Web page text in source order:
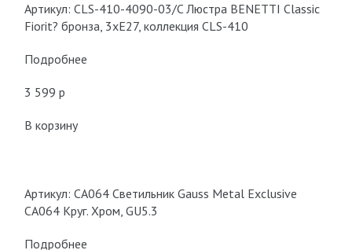
Артикул: CLS-410-4090-03/C Люстра BENETTI Classic
Fiorit? бронза, 3хE27, коллекция CLS-410
Подробнее
3 599 p
В корзину
Артикул: CA064 Светильник Gauss Metal Exclusive
CA064 Круг. Хром, GU5.3
Подробнее